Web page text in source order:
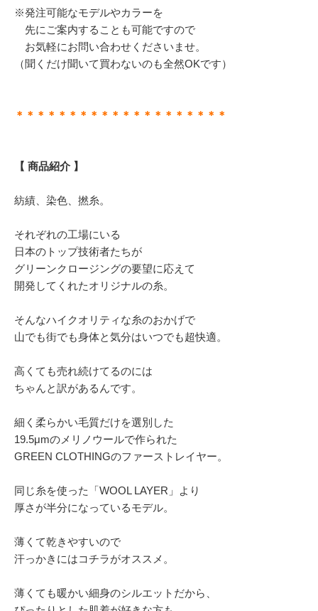
※発注可能なモデルやカラーを
先にご案内することも可能ですので
お気軽にお問い合わせくださいませ。
（聞くだけ聞いて買わないのも全然OKです）
＊＊＊＊＊＊＊＊＊＊＊＊＊＊＊＊＊＊＊＊
【 商品紹介 】
紡績、染色、撚糸。
それぞれの工場にいる
日本のトップ技術者たちが
グリーンクロージングの要望に応えて
開発してくれたオリジナルの糸。
そんなハイクオリティな糸のおかげで
山でも街でも身体と気分はいつでも超快適。
高くても売れ続けてるのには
ちゃんと訳があるんです。
細く柔らかい毛質だけを選別した
19.5μmのメリノウールで作られた
GREEN CLOTHINGのファーストレイヤー。
同じ糸を使った「WOOL LAYER」より
厚さが半分になっているモデル。
薄くて乾きやすいので
汗っかきにはコチラがオススメ。
薄くても暖かい細身のシルエットだから、